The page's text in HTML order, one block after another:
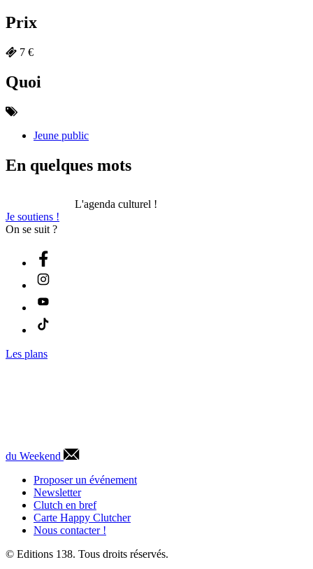
Prix
7 €
Quoi
Jeune public
En quelques mots
L'agenda culturel !
Je soutiens !
On se suit ?
Les plans
du Weekend
Proposer un événement
Newsletter
Clutch en bref
Carte Happy Clutcher
Nous contacter !
© Editions 138. Tous droits réservés.